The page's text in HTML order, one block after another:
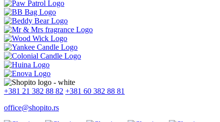
+381 21 382 88 82 +381 60 382 88 81
office@shopito.rs